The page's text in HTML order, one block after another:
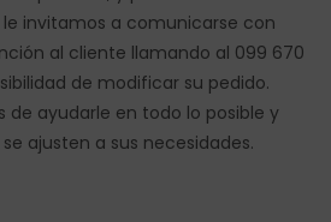
le invitamos a comunicarse con
al cliente llamando al 099 670
de modificar su pedido.
de ayudarle en todo lo posible y
ajusten a sus necesidades.